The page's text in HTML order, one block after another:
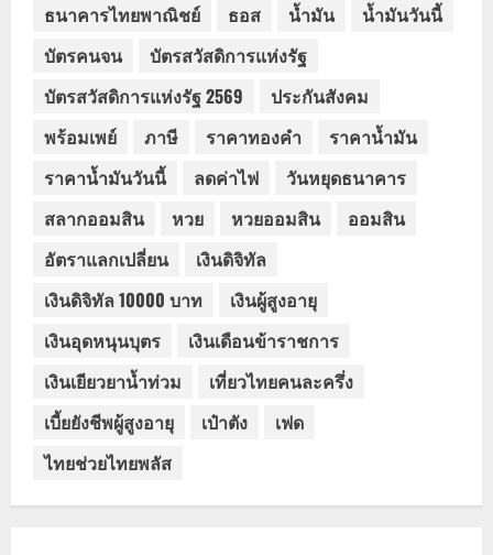
ธนาคารไทยพาณิชย์
ธอส น้ำมัน
น้ำมันวันนี้
บัตรคนจน
บัตรสวัสดิการแห่งรัฐ
บัตรสวัสดิการแห่งรัฐ 2569
ประกันสังคม
พร้อมเพย์
ภาษี ราคาทองคำ
ราคาน้ำมัน
ราคาน้ำมันวันนี้
ลดค่าไฟ
วันหยุดธนาคาร
สลากออมสิน
หวย หวยออมสิน
ออมสิน
อัตราแลกเปลี่ยน
เงินดิจิทัล
เงินดิจิทัล 10000 บาท
เงินผู้สูงอายุ
เงินอุดหนุนบุตร
เงินเดือนข้าราชการ
เงินเยียวยาน้ำท่วม
เที่ยวไทยคนละครึ่ง
เบี้ยยังชีพผู้สูงอายุ
เป๋าตัง
เฟด
ไทยช่วยไทยพลัส